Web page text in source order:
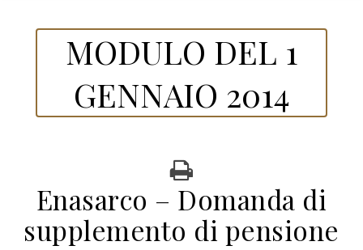
MODULO DEL 1
GENNAIO 2014
Enasarco – Domanda di
supplemento di pensione